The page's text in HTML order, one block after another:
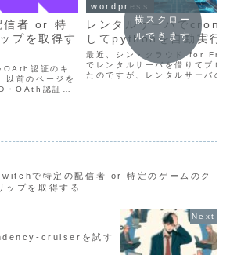
信者 or 特
プを取得す
認証のキ
以前のページを
・OAth認証キ
wordpress
レンタルサーバでcron
してpythonを自動実行
最近、シン・クラウド for
でレンタルサーバを借りてブロ
たのですが、レンタルサーバの
横スクロー
ルできます
で特定の配信者 or 特定のゲームのク
ップを取得する
cruiserを試す